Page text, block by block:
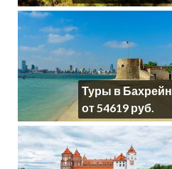
Туры в Бахрейн
от 54619 руб.